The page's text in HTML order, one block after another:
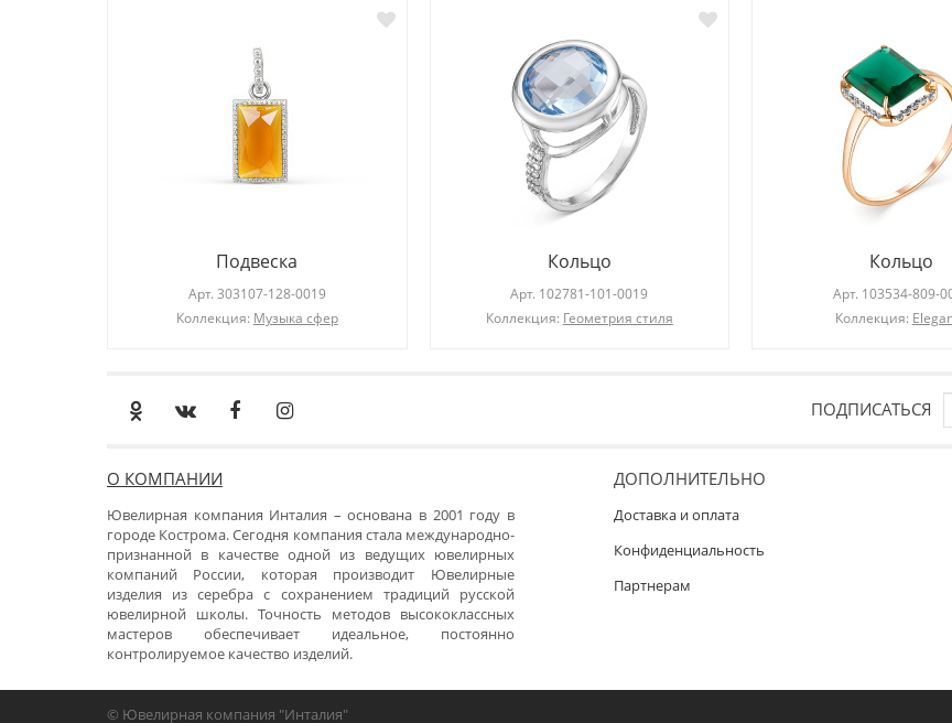
Подвеска
Арт. 303107-128-0019
Коллекция: Музыка сфер
Кольцо
Арт. 102781-101-0019
Коллекция: Геометрия стиля
Кольцо
Арт. 103534-809-
Коллекция:
ПОДПИСАТЬСЯ
О КОМПАНИИ
Ювелирная компания Инталия – основана в 2001 году в
городе Кострома. Сегодня компания стала международно-
признанной в качестве одной из ведущих ювелирных
компаний России, которая производит Ювелирные
изделия из серебра с сохранением традиций русской
ювелирной школы. Точность методов высококлассных
мастеров обеспечивает идеальное, постоянно
контролируемое качество изделий.
ДОПОЛНИТЕЛЬНО
Доставка и оплата
Конфиденциальность
Партнерам
© Ювелирная компания "Инталия"